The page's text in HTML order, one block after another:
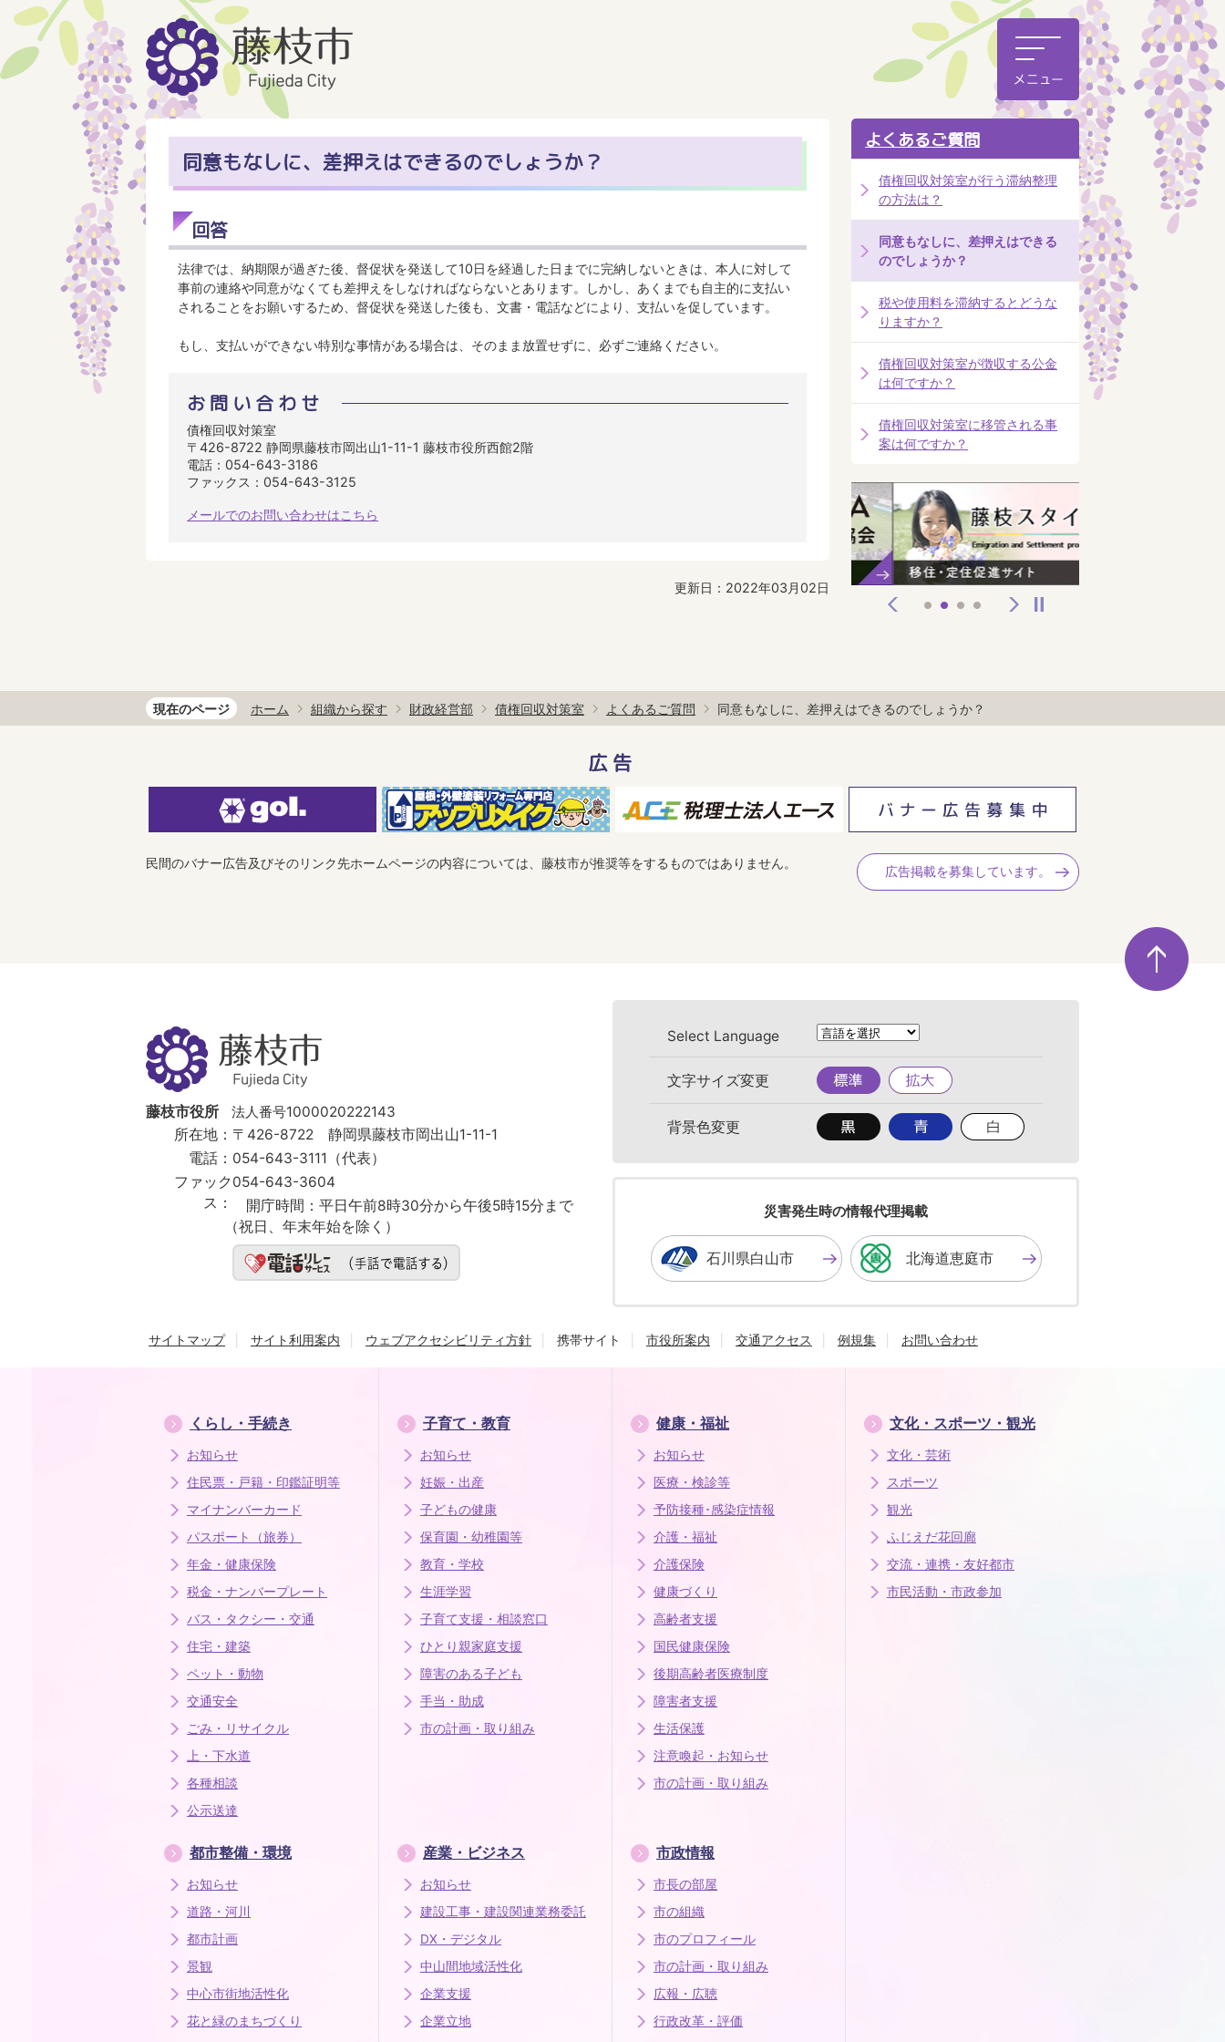
同意もなしに、差押えはできるのでしょうか？
回答
法律では、納期限が過ぎた後、督促状を発送して10日を経過した日までに完納しないときは、本人に対して
事前の連絡や同意がなくても差押えをしなければならないとあります。しかし、あくまでも自主的に支払い
されることをお願いするため、督促状を発送した後も、文書・電話などにより、支払いを促しています。
もし、支払いができない特別な事情がある場合は、そのまま放置せずに、必ずご連絡ください。
お問い合わせ
債権回収対策室
〒426-8722 静岡県藤枝市岡出山1-11-1 藤枝市役所西館2階
電話：054-643-3186
ファックス：054-643-3125
メールでのお問い合わせはこちら
更新日：2022年03月02日
よくあるご質問
債権回収対策室が行う滞納整理
の方法は？
同意もなしに、差押えはできる
のでしょうか？
税や使用料を滞納するとどうな
りますか？
債権回収対策室が徴収する公金
は何ですか？
債権回収対策室に移管される事
案は何ですか？
現在のページ ホーム 組織から探す 財政経営部 債権回収対策室 よくあるご質問 同意もなしに、差押えはできるのでしょうか？
広告
民間のバナー広告及びそのリンク先ホームページの内容については、藤枝市が推奨等をするものではありません。
広告掲載を募集しています。
ペ
ー
ジ
の
藤
枝
市
Fujieda
City
藤枝市役所
法人番号1000020222143
所在地： 〒426-8722 静岡県藤枝市岡出山1-11-1
電話： 054-643-3111（代表）
ファック
ス：
054-643-3604
開庁時間： 平日午前8時30分から午後5時15分まで
（祝日、年末年始を除く）
Select Language
文字サイズ変更
標
準
拡
大
背景色変更
背
景
色
す
る
背
景
色
る
背
景
る
災害発生時の情報代理掲載
石川県白山市 北海道恵庭市
サイトマップ サイト利用案内 ウェブアクセシビリティ方針 携帯サイト 市役所案内 交通アクセス 例規集 お問い合わせ
くらし・手続き
お知らせ
住民票・戸籍・印鑑証明等
マイナンバーカード
パスポート（旅券）
年金・健康保険
税金・ナンバープレート
バス・タクシー・交通
住宅・建築
ペット・動物
交通安全
ごみ・リサイクル
上・下水道
各種相談
公示送達
子育て・教育
お知らせ
妊娠・出産
子どもの健康
保育園・幼稚園等
教育・学校
生涯学習
子育て支援・相談窓口
ひとり親家庭支援
障害のある子ども
手当・助成
市の計画・取り組み
健康・福祉
お知らせ
医療・検診等
予防接種･感染症情報
介護・福祉
介護保険
健康づくり
高齢者支援
国民健康保険
後期高齢者医療制度
障害者支援
生活保護
注意喚起・お知らせ
市の計画・取り組み
文化・スポーツ・観光
文化・芸術
スポーツ
観光
ふじえだ花回廊
交流・連携・友好都市
市民活動・市政参加
都市整備・環境
お知らせ
道路・河川
都市計画
景観
中心市街地活性化
花と緑のまちづくり
産業・ビジネス
お知らせ
建設工事・建設関連業務委託
DX・デジタル
中山間地域活性化
企業支援
企業立地
市政情報
市長の部屋
市の組織
市のプロフィール
市の計画・取り組み
広報・広聴
行政改革・評価